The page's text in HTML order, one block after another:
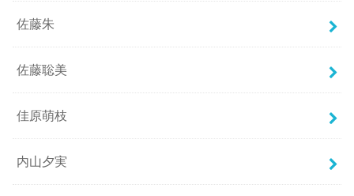
佐藤朱
佐藤聡美
佳原萌枝
内山夕実